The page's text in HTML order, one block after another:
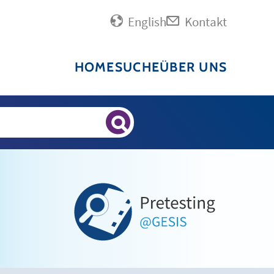
English Kontakt
HOMESUCHEÜBER UNS